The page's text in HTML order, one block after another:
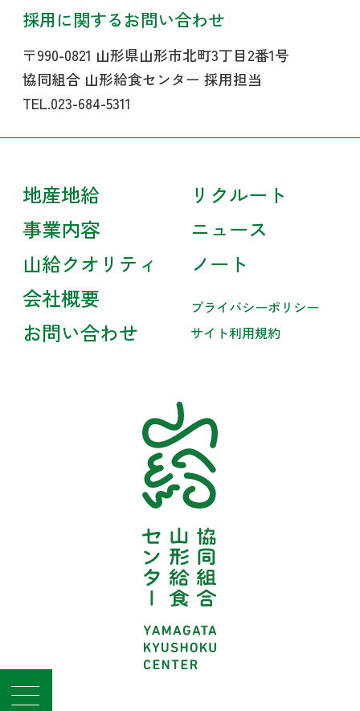
採用に関するお問い合わせ
〒990-0821 山形県山形市北町3丁目2番1号
協同組合 山形給食センター 採用担当
TEL.023-684-5311
地産地給
事業内容
山給クオリティ
会社概要
お問い合わせ
リクルート
ニュース
ノート
プライバシーポリシー
サイト利用規約